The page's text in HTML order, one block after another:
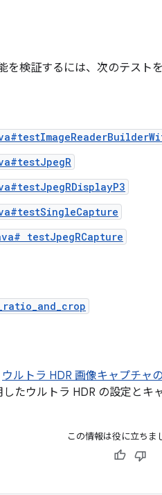
を検証するには、次のテストを
testJpegRCapture
ウルトラ HDR 画像キャプチャ
たウルトラ HDR の設定とキ
この情報は役に立ちま